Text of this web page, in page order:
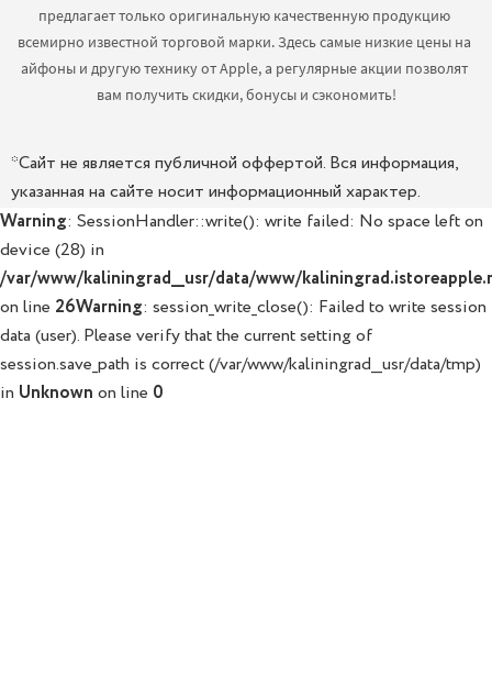
предлагает только оригинальную качественную продукцию
всемирно известной торговой марки. Здесь самые низкие цены на
айфоны и другую технику от Apple, а регулярные акции позволят
вам получить скидки, бонусы и сэкономить!
*Сайт не является публичной оффертой. Вся информация,
указанная на сайте носит информационный характер.
Warning: SessionHandler::write(): write failed: No space left on
device (28) in
/var/www/kaliningrad__usr/data/www/
on line 26Warning: session_write_close(): Failed to write session
data (user). Please verify that the current setting of
session.save_path is correct (/var/www/kaliningrad__usr/data/tmp)
in Unknown on line 0